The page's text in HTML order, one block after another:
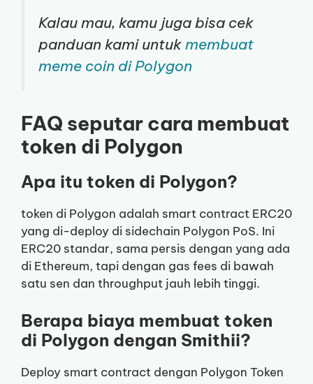
Kalau mau, kamu juga bisa cek
panduan kami untukmembuat
meme coin di Polygon
FAQ seputar cara membuat
token di Polygon
Apa itu token di Polygon?
token di Polygon adalah smart contract ERC20
yang di-deploy di sidechain Polygon PoS. Ini
ERC20 standar, sama persis dengan yang ada
di Ethereum, tapi dengan gas fees di bawah
satu sen dan throughput jauh lebih tinggi.
Berapa biaya membuat token
di Polygon dengan Smithii?
Deploy smart contract dengan Polygon Token